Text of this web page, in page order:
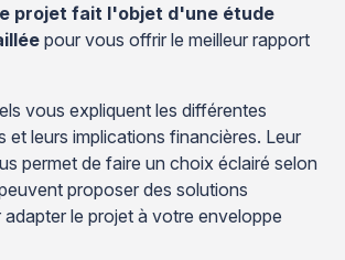
projet fait l'objet d'une étude
pour vous offrir le meilleur rapport
vous expliquent les différentes
et leurs implications financières. Leur
permet de faire un choix éclairé selon
proposer des solutions
le projet à votre enveloppe